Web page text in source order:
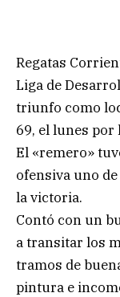
Regatas
Liga de
triunfo como
69, el lunes por
El «remero»
ofensiva uno
la victoria.
Contó con un
a transitar los
tramos de
pintura e